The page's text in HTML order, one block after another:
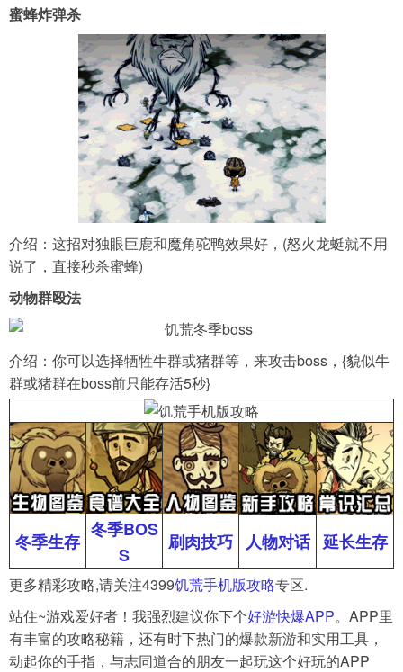
蜜蜂炸弹杀
介绍：这招对独眼巨鹿和魔角驼鸭效果好，(怒火龙蜓就不用
说了，直接秒杀蜜蜂)
动物群殴法
介绍：你可以选择牺牲牛群或猪群等，来攻击boss，{貌似牛
群或猪群在boss前只能存活5秒}
冬季生存
冬季BOS
S
刷肉技巧 人物对话 延长生存
更多精彩攻略,请关注4399饥荒手机版攻略专区.
站住~游戏爱好者！我强烈建议你下个好游快爆APP。APP里
有丰富的攻略秘籍，还有时下热门的爆款新游和实用工具，
动起你的手指，与志同道合的朋友一起玩这个好玩的APP